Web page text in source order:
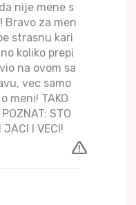
nije mene s
Bravo za men
strasnu kari
koliko prepi
na ovom sa
vec samo
meni! TAKO
STO
JACI I VECI!